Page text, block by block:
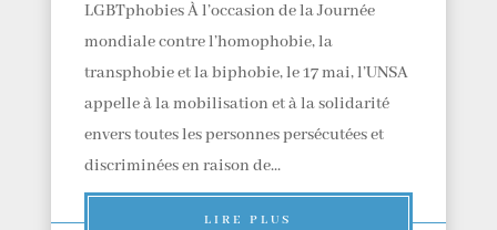
LGBTphobies À l’occasion de la Journée
mondiale contre l’homophobie, la
transphobie et la biphobie, le 17 mai, l’UNSA
appelle à la mobilisation et à la solidarité
envers toutes les personnes persécutées et
discriminées en raison de...
LIRE PLUS